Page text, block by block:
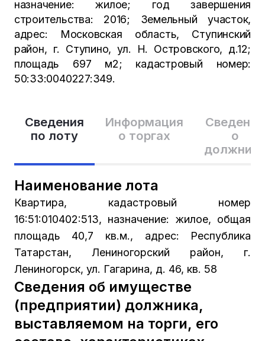
Сведения
по лоту
Информация
о торгах
Сведения
о
Наименование лота
Квартира, кадастровый номер
16:51:010402:513, назначение: жилое, общая
площадь 40,7 кв.м., адрес: Республика
Татарстан, Лениногорский район, г.
Лениногорск, ул. Гагарина, д. 46, кв. 58
Сведения об имуществе
(предприятии) должника,
выставляемом на торги, его
назначение: жилое; год завершения
строительства: 2016; Земельный участок,
адрес: Московская область, Ступинский
район, г. Ступино, ул. Н. Островского, д.12;
площадь 697 м2; кадастровый номер:
50:33:0040227:349.